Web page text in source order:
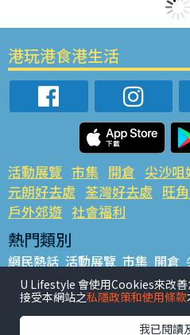
港玩港食港生活
活動展覽 市集 開倉 尖沙咀
元朗好去處 荃灣好去處 旺
戶外郊遊 社會福利
熱門類別
網民熱話 活動展覽 市集 開倉
銅鑼灣好去處 元朗好去處 荃灣
餐廳情報 戶外郊遊
熱門標籤
U Lifestyle 會使用Cookies來改
接受本網站之私隱政策和使用條款
我已閱讀